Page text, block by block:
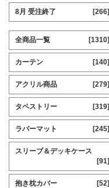
8月 受注終了 [266]
全商品一覧 [1310]
カーテン [140]
アクリル商品 [279]
タペストリー [319]
ラバーマット [245]
スリーブ＆デッキケース
[91]
抱き枕カバー [52]